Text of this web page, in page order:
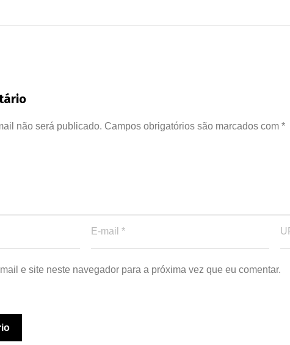
não será publicado. Campos obrigatórios são marcados com *
e site neste navegador para a próxima vez que eu comentar.